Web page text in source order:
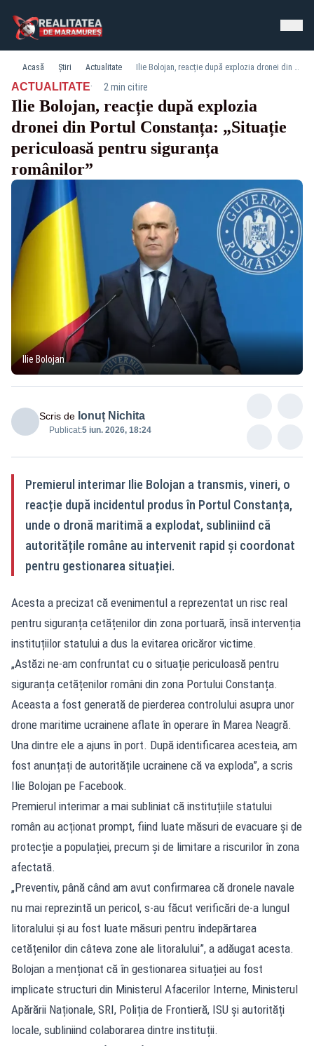
Acasă Știri Actualitate Ilie Bolojan, reacție după explozia dronei din Portul Constanța: „Situație periculoasă pentru siguranța românilor”
ACTUALITATE· 2 min citire
Ilie Bolojan, reacție după explozia
dronei din Portul Constanța: „Situație
periculoasă pentru siguranța
românilor”
Ilie Bolojan
Scris de Ionuț Nichita
Publicat:5 iun. 2026, 18:24
Premierul interimar Ilie Bolojan a transmis, vineri, o
reacție după incidentul produs în Portul Constanța,
unde o dronă maritimă a explodat, subliniind că
autoritățile române au intervenit rapid și coordonat
pentru gestionarea situației.
Acesta a precizat că evenimentul a reprezentat un risc real
pentru siguranța cetățenilor din zona portuară, însă intervenția
instituțiilor statului a dus la evitarea oricăror victime.
„Astăzi ne-am confruntat cu o situație periculoasă pentru
siguranța cetățenilor români din zona Portului Constanța.
Aceasta a fost generată de pierderea controlului asupra unor
drone maritime ucrainene aflate în operare în Marea Neagră.
Una dintre ele a ajuns în port. După identificarea acesteia, am
fost anunțați de autoritățile ucrainene că va exploda”, a scris
Ilie Bolojan pe Facebook.
Premierul interimar a mai subliniat că instituțiile statului
român au acționat prompt, fiind luate măsuri de evacuare și de
protecție a populației, precum și de limitare a riscurilor în zona
afectată.
„Preventiv, până când am avut confirmarea că dronele navale
nu mai reprezintă un pericol, s-au făcut verificări de-a lungul
litoralului și au fost luate măsuri pentru îndepărtarea
cetățenilor din câteva zone ale litoralului”, a adăugat acesta.
Bolojan a menționat că în gestionarea situației au fost
implicate structuri din Ministerul Afacerilor Interne, Ministerul
Apărării Naționale, SRI, Poliția de Frontieră, ISU și autorități
locale, subliniind colaborarea dintre instituții.